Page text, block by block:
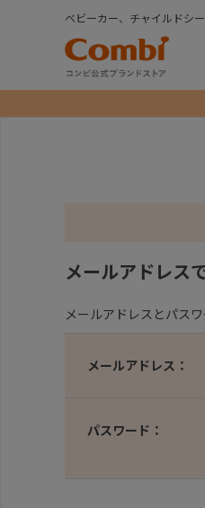
ベビーカー、チャイルドシ
メールアドレス
メールアドレスとパス
メールアドレス：
パスワード：